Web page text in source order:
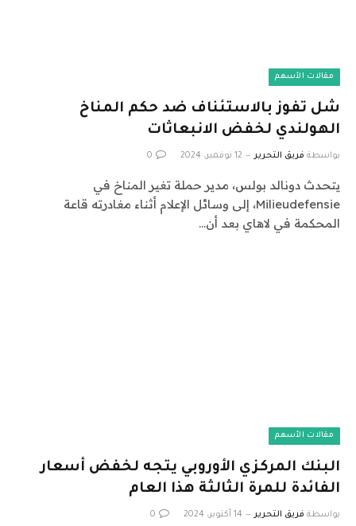
مقالات الأسهم
شل تفوز بالاستئناف ضد حكم المناخ
الهولندي لخفض الانبعاثات
بواسطة فريق التحرير 12 نوفمبر، 2024 0
يتحدث دونالد بولس، مدير حملة تغير المناخ في
Milieudefensie، إلى وسائل الإعلام أثناء مغادرته قاعة
المحكمة في لاهاي بعد أن…
مقالات الأسهم
البنك المركزي الأوروبي يتجه لخفض أسعار
الفائدة للمرة الثالثة هذا العام
بواسطة فريق التحرير 14 أكتوبر، 2024 0